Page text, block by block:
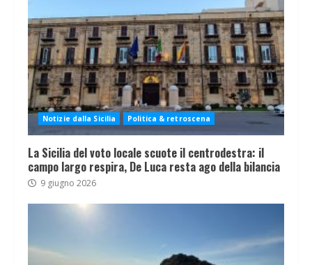
Notizie dalla Sicilia Politica & retroscena
La Sicilia del voto locale scuote il centrodestra: il
campo largo respira, De Luca resta ago della bilancia
9 giugno 2026